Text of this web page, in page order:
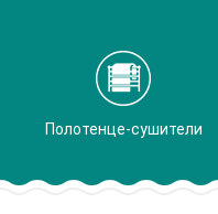
Полотенце-сушители